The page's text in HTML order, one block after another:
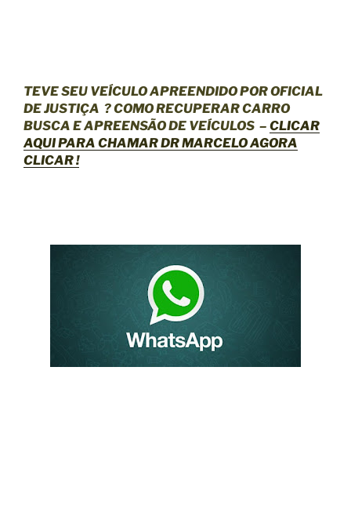
TEVE SEU VEÍCULO APREENDIDO POR OFICIAL
DE JUSTIÇA ? COMO RECUPERAR CARRO
BUSCA E APREENSÃO DE VEÍCULOS – CLICAR
AQUIPARA CHAMAR DR MARCELO AGORA
CLICAR !